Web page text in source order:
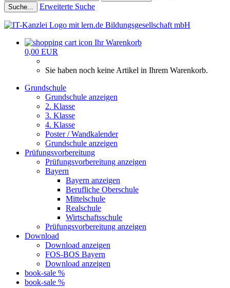
Suche... Erweiterte Suche
Ihr Warenkorb
0,00 EUR
Sie haben noch keine Artikel in Ihrem Warenkorb.
Grundschule
Grundschule anzeigen
2. Klasse
3. Klasse
4. Klasse
Poster / Wandkalender
Grundschule anzeigen
Prüfungsvorbereitung
Prüfungsvorbereitung anzeigen
Bayern
Bayern anzeigen
Berufliche Oberschule
Mittelschule
Realschule
Wirtschaftsschule
Prüfungsvorbereitung anzeigen
Download
Download anzeigen
FOS-BOS Bayern
Download anzeigen
book-sale %
book-sale %